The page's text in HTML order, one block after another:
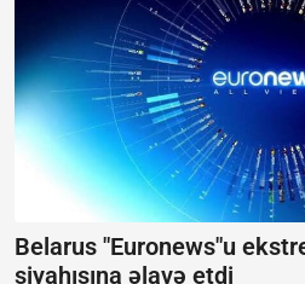
Belarus "Euronews"u
siyahısına əlavə etdi